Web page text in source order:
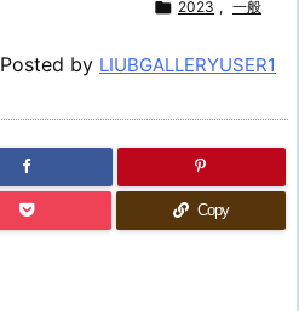
 2023 , 一般
Posted by LIUBGALLERYUSER1
Copy